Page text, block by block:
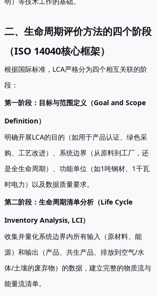
二、生命周期评价方法的四个阶段
（ISO 14040核心框架）
根据国际标准，LCA严格分为四个相互关联的阶
段：
第一阶段：目标与范围定义（Goal and Scope
Definition）
明确开展LCA的目的（如用于产品认证、绿色采
购、工艺改进）、系统边界（从原料到工厂，还
是全生命周期）、功能单位（如1吨钢材、1千瓦
时电力）以及数据质量要求。
第二阶段：生命周期清单分析（Life Cycle
Inventory Analysis, LCI）
收集并量化系统边界内所有输入（原材料、能
源）和输出（产品、共生产品、排放到空气/水
体/土壤的废弃物）的数据，建立完整的物质流与
能量流清单。